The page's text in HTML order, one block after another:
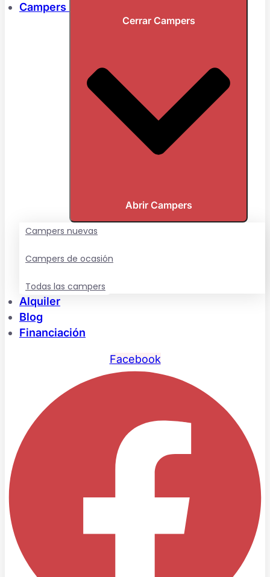
Campers
Cerrar Campers
Abrir Campers
Campers nuevas
Campers de ocasión
Todas las campers
Alquiler
Blog
Financiación
Facebook